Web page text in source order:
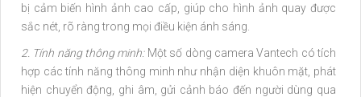
bị cảm biến hình ảnh cao cấp, giúp cho hình ảnh quay được
sắc nét, rõ ràng trong mọi điều kiện ánh sáng.
2. Tính năng thông minh: Một số dòng camera Vantech có tích
hợp các tính năng thông minh như nhận diện khuôn mặt, phát
hiện chuyển động, ghi âm, gửi cảnh báo đến người dùng qua